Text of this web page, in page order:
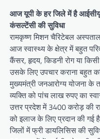
आज यूपी के हर जिले में है आईसीयू
कंसल्टेंसी की सुविधा
रामकृष्ण मिशन चैरिटेबल
आज स्वास्थ्य के क्षेत्र में बहुत
कैंसर, हृदय, किडनी रोग या किसी
उसके लिए उपचार कराना बहुत
मुख्यमंत्री जनआरोग्य योजना के
व्यक्ति को पांच लाख रुपए का
उत्तर प्रदेश में 3400 करोड़ की
को इलाज के लिए प्रदान की
जिलों में फ्री डायलिसिस की